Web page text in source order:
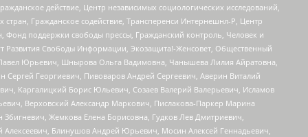
действие, Центр независимых социологических исследований,
Гражданское содействие, Трансперенси Интернешнл-Р, Центр
поддержки свободы прессы, Гражданский контроль, Человек и
Развития Свободы Информации, Экозащита!-Женсовет, Общественный
Юрьевич, Шнырова Ольга Вадимовна, Чанышева Лилия Айратовна,
Сергей Георгиевич, Пивоваров Андрей Сергеевич, Аверин Виталий
Каргалицкий Борис Юльевич, Созаев Валерий Валерьевич, Исламов
Верховский Александр Маркович, Пислакова-Паркер Марина
Збигневич, Жемкова Елена Борисовна, Гудков Лев Дмитриевич,
Блинушов Андрей Юрьевич, Мосин Алексей Геннадьевич,